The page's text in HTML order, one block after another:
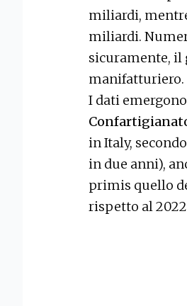
miliardi,
miliardi.
sicuramente,
manifatturiero.
I dati
in Italy,
in due anni),
primis quello
rispetto al